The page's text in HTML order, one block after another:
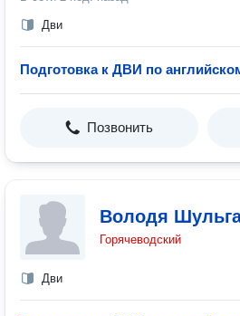
Дви
Подготовка к ДВИ по
Позвонить
Володя
Горячеводский
Дви